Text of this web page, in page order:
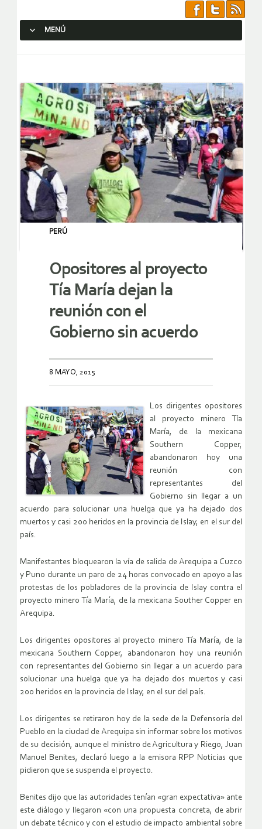
MENÚ
PERÚ
Opositores al proyecto
Tía María dejan la
reunión con el
Gobierno sin acuerdo
8 MAYO, 2015
Los dirigentes opositores
al proyecto minero Tía
María, de la mexicana
Southern Copper,
abandonaron hoy una
reunión con
representantes del
Gobierno sin llegar a un
acuerdo para solucionar una huelga que ya ha dejado dos
muertos y casi 200 heridos en la provincia de Islay, en el sur del
país.
Manifestantes bloquearon la vía de salida de Arequipa a Cuzco
y Puno durante un paro de 24 horas convocado en apoyo a las
protestas de los pobladores de la provincia de Islay contra el
proyecto minero Tía María, de la mexicana Souther Copper en
Arequipa.
Los dirigentes opositores al proyecto minero Tía María, de la
mexicana Southern Copper, abandonaron hoy una reunión
con representantes del Gobierno sin llegar a un acuerdo para
solucionar una huelga que ya ha dejado dos muertos y casi
200 heridos en la provincia de Islay, en el sur del país.
Los dirigentes se retiraron hoy de la sede de la Defensoría del
Pueblo en la ciudad de Arequipa sin informar sobre los motivos
de su decisión, aunque el ministro de Agricultura y Riego, Juan
Manuel Benites, declaró luego a la emisora RPP Noticias que
pidieron que se suspenda el proyecto.
Benites dijo que las autoridades tenían «gran expectativa» ante
este diálogo y llegaron «con una propuesta concreta, de abrir
un debate técnico y con el estudio de impacto ambiental sobre